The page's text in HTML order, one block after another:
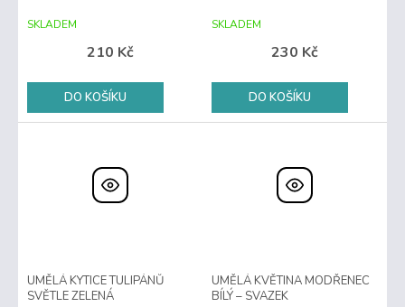
SKLADEM
210 Kč
DO KOŠÍKU
SKLADEM
230 Kč
DO KOŠÍKU
UMĚLÁ KYTICE TULIPÁNŮ
SVĚTLE ZELENÁ
UMĚLÁ KVĚTINA MODŘENEC
BÍLÝ – SVAZEK